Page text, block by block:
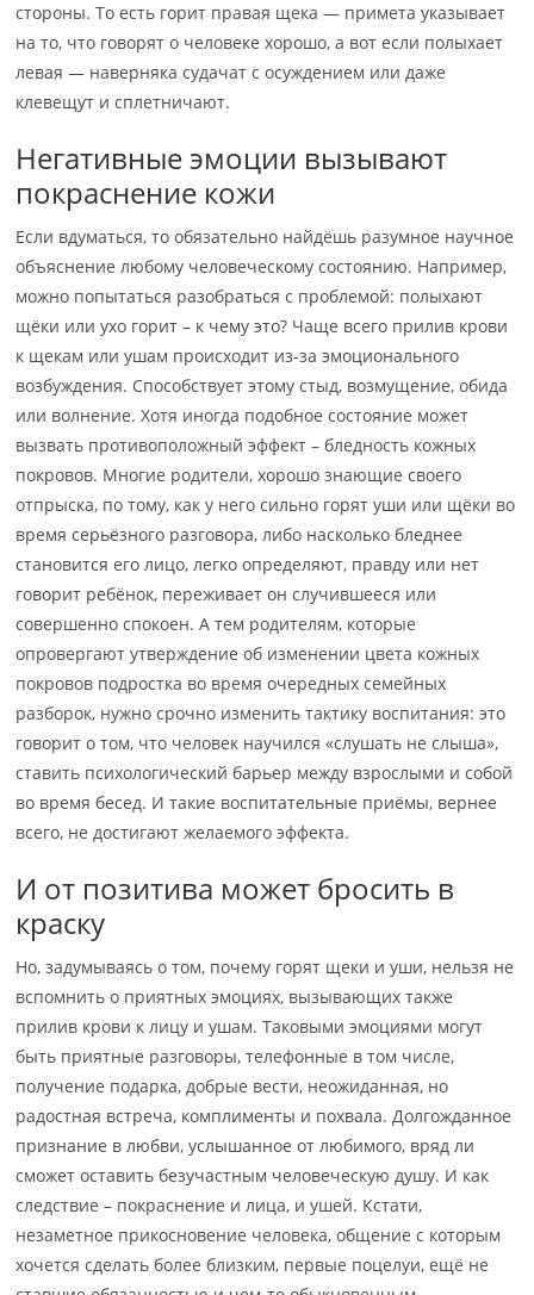
стороны. То есть горит правая щека — примета указывает
на то, что говорят о человеке хорошо, а вот если полыхает
левая — наверняка судачат с осуждением или даже
клевещут и сплетничают.
Негативные эмоции вызывают
покраснение кожи
Если вдуматься, то обязательно найдёшь разумное научное
объяснение любому человеческому состоянию. Например,
можно попытаться разобраться с проблемой: полыхают
щёки или ухо горит – к чему это? Чаще всего прилив крови
к щекам или ушам происходит из-за эмоционального
возбуждения. Способствует этому стыд, возмущение, обида
или волнение. Хотя иногда подобное состояние может
вызвать противоположный эффект – бледность кожных
покровов. Многие родители, хорошо знающие своего
отпрыска, по тому, как у него сильно горят уши или щёки во
время серьёзного разговора, либо насколько бледнее
становится его лицо, легко определяют, правду или нет
говорит ребёнок, переживает он случившееся или
совершенно спокоен. А тем родителям, которые
опровергают утверждение об изменении цвета кожных
покровов подростка во время очередных семейных
разборок, нужно срочно изменить тактику воспитания: это
говорит о том, что человек научился «слушать не слыша»,
ставить психологический барьер между взрослыми и собой
во время бесед. И такие воспитательные приёмы, вернее
всего, не достигают желаемого эффекта.
И от позитива может бросить в
краску
Но, задумываясь о том, почему горят щеки и уши, нельзя не
вспомнить о приятных эмоциях, вызывающих также
прилив крови к лицу и ушам. Таковыми эмоциями могут
быть приятные разговоры, телефонные в том числе,
получение подарка, добрые вести, неожиданная, но
радостная встреча, комплименты и похвала. Долгожданное
признание в любви, услышанное от любимого, вряд ли
сможет оставить безучастным человеческую душу. И как
следствие – покраснение и лица, и ушей. Кстати,
незаметное прикосновение человека, общение с которым
хочется сделать более близким, первые поцелуи, ещё не